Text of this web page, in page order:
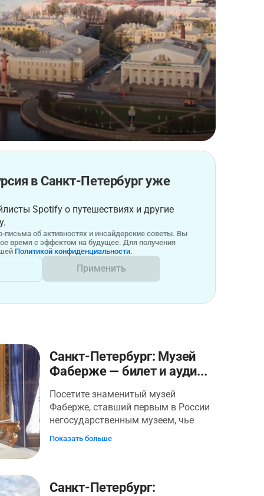
в Санкт-Петербург уже
Spotify о путешествиях и другие
об активностях и инсайдерские советы. Вы
время с эффектом на будущее. Для получения
Политикой конфиденциальности.
Применить
Санкт-Петербург: Музей
Фаберже — билет и ауди...
Посетите знаменитый музей
Фаберже, ставший первым в России
негосударственным музеем, чье
собрание имеет национальное и
которых фантазийные предметы,
Показать больше
Санкт-Петербург: